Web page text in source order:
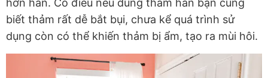
hơn hẳn. Có điều nếu dùng thảm hẳn bạn cũng
biết thảm rất dễ bắt bụi, chưa kể quá trình sử
dụng còn có thể khiến thảm bị ẩm, tạo ra mùi hôi.